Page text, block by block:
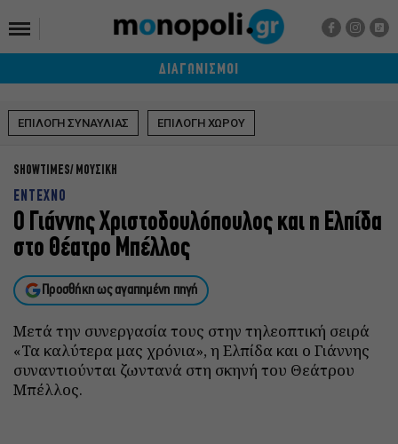
ΔΙΑΓΩΝΙΣΜΟΙ
ΕΠΙΛΟΓΗ ΣΥΝΑΥΛΙΑΣ ΕΠΙΛΟΓΗ ΧΩΡΟΥ
SHOWTIMES ΜΟΥΣΙΚΗ
ΕΝΤΕΧΝΟ
Ο Γιάννης Χριστοδουλόπουλος και η Eλπίδα
στο Θέατρο Μπέλλος
Προσθήκη ως αγαπημένη πηγή
Μετά την συνεργασία τους στην τηλεοπτική σειρά
«Τα καλύτερα μας χρόνια», η Ελπίδα και ο Γιάννης
συναντιούνται ζωντανά στη σκηνή του Θεάτρου
Μπέλλος.